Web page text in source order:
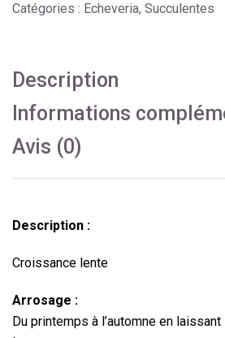
Catégories : Echeveria, Succulentes
Description
Informations
Avis (0)
Description :
Croissance lente
Arrosage :
Du printemps à l’automne en